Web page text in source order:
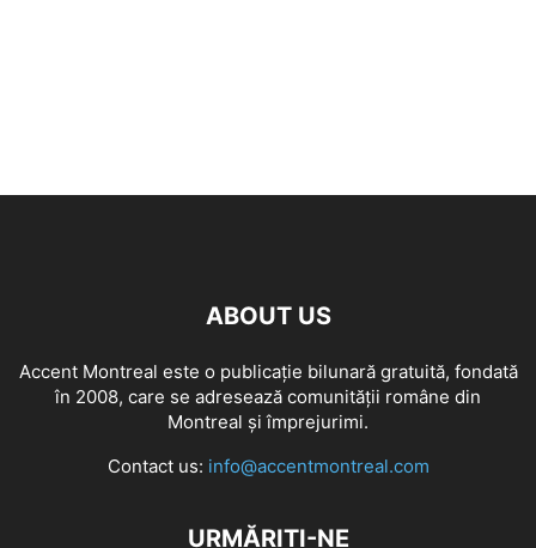
ABOUT US
Accent Montreal este o publicație bilunară gratuită, fondată
în 2008, care se adresează comunităţii române din
Montreal şi împrejurimi.
Contact us: info@accentmontreal.com
URMĂRIȚI-NE